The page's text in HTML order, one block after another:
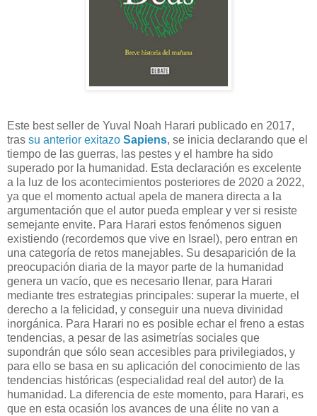
Este best seller de Yuval Noah Harari publicado en 2017,
tras su anterior exitazo Sapiens, se inicia declarando que el
tiempo de las guerras, las pestes y el hambre ha sido
superado por la humanidad. Esta declaración es excelente
a la luz de los acontecimientos posteriores de 2020 a 2022,
ya que el momento actual apela de manera directa a la
argumentación que el autor pueda emplear y ver si resiste
semejante envite. Para Harari estos fenómenos siguen
existiendo (recordemos que vive en Israel), pero entran en
una categoría de retos manejables. Su desaparición de la
preocupación diaria de la mayor parte de la humanidad
genera un vacío, que es necesario llenar, para Harari
mediante tres estrategias principales: superar la muerte, el
derecho a la felicidad, y conseguir una nueva divinidad
inorgánica. Para Harari no es posible echar el freno a estas
tendencias, a pesar de las asimetrías sociales que
supondrán que sólo sean accesibles para privilegiados, y
para ello se basa en su aplicación del conocimiento de las
tendencias históricas (especialidad real del autor) de la
humanidad. La diferencia de este momento, para Harari, es
que en esta ocasión los avances de una élite no van a